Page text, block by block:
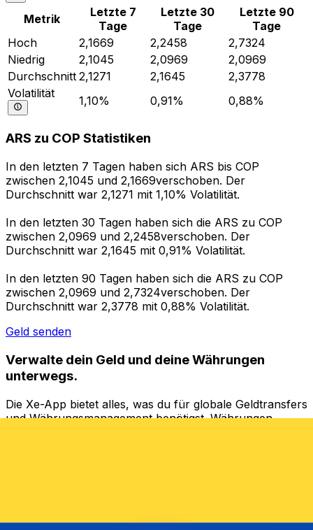
Metrik
Letzte 7
Tage
Letzte 30
Tage
Letzte 90
Tage
Hoch
2,1669 2,2458
2,7324
Niedrig
2,1045 2,0969
2,0969
Durchschnitt 2,1271 2,1645
2,3778
Volatilität
1,10% 0,91% 0,88%
ARS zu COP Statistiken
In den letzten 7 Tagen haben sich ARS bis COP
zwischen 2,1045 und 2,1669verschoben. Der
Durchschnitt war 2,1271 mit 1,10% Volatilität.
In den letzten 30 Tagen haben sich die ARS zu COP
zwischen 2,0969 und 2,2458verschoben. Der
Durchschnitt war 2,1645 mit 0,91% Volatilität.
In den letzten 90 Tagen haben sich die ARS zu COP
zwischen 2,0969 und 2,7324verschoben. Der
Durchschnitt war 2,3778 mit 0,88% Volatilität.
Geld senden
Verwalte dein Geld und deine Währungen
unterwegs.
Die Xe-App bietet alles, was du für globale Geldtransfers
und Währungsmanagement benötigst. Währungen